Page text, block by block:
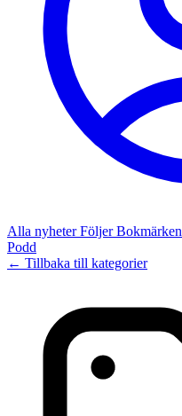
Alla nyheterFöljerBokmärken
Podd
← Tillbaka till kategorier